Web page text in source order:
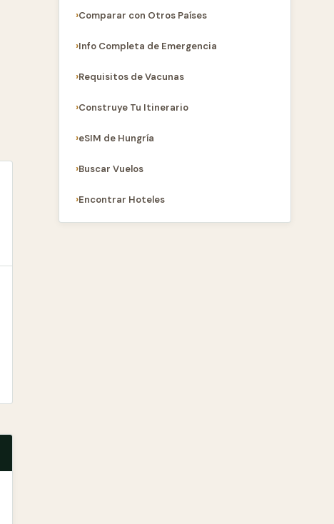
Comparar con Otros Países
Info Completa de Emergencia
Requisitos de Vacunas
Construye Tu Itinerario
eSIM de Hungría
Buscar Vuelos
Encontrar Hoteles